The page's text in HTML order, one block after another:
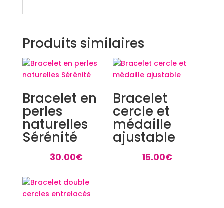
Produits similaires
Bracelet en
perles
naturelles
Sérénité
30.00€
Bracelet
cercle et
médaille
ajustable
15.00€